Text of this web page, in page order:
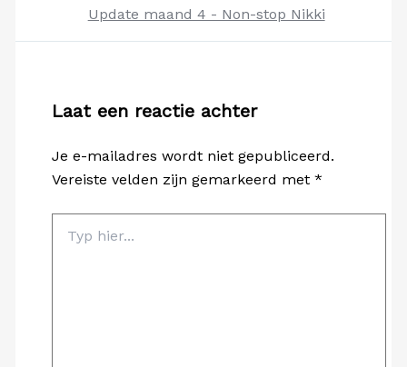
Update maand 4 - Non-stop Nikki
Laat een reactie achter
Je e-mailadres wordt niet gepubliceerd.
Vereiste velden zijn gemarkeerd met *
hier...